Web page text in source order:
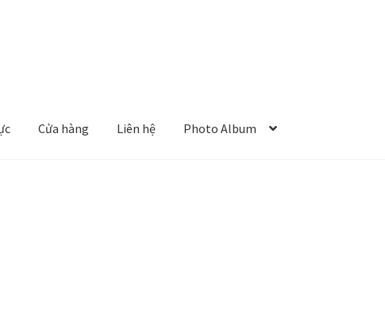
Cửa hàng Liên hệ Photo Album